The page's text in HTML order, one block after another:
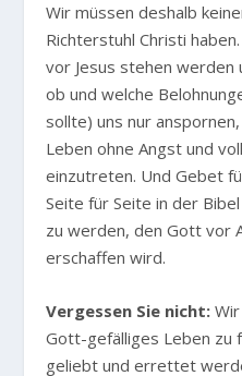
Wir müssen deshalb
Richterstuhl Christi
vor Jesus stehen werden
ob und welche
sollte) uns nur
Leben ohne Angst und
einzutreten. Und Gebet
Seite für Seite in der
zu werden, den Gott vor
erschaffen wird.
Vergessen Sie nicht:
Gott-gefälliges Leben zu
geliebt und errettet